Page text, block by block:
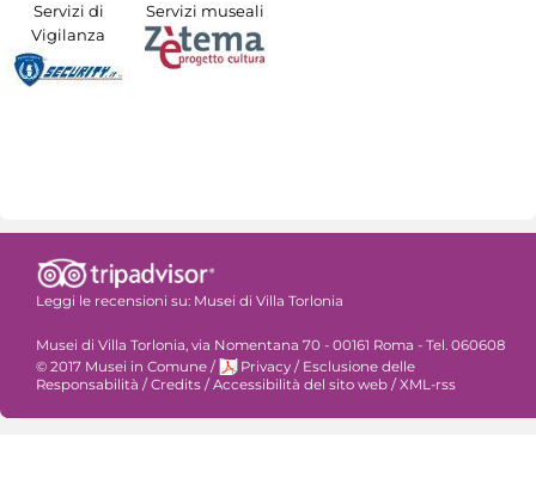
Servizi di
Vigilanza
Servizi museali
Leggi le recensioni su: Musei di Villa Torlonia
Musei di Villa Torlonia, via Nomentana 70 - 00161 Roma - Tel. 060608
© 2017 Musei in Comune / Privacy / Esclusione delle
Responsabilità / Credits / Accessibilità del sito web / XML-rss